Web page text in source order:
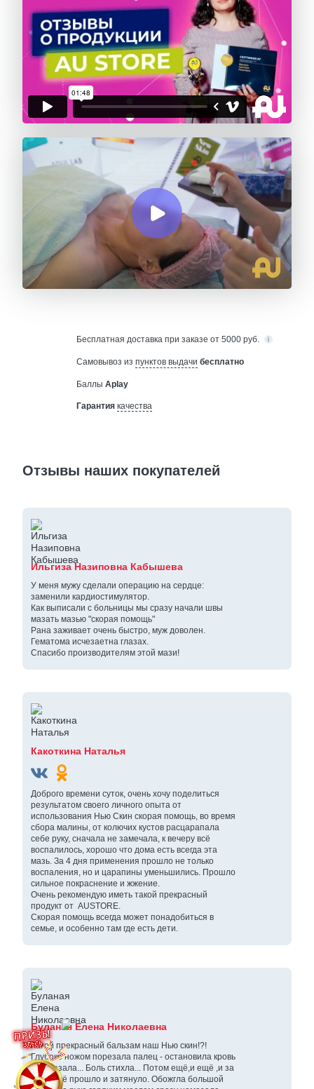
Бесплатная доставка при заказе от 5000 руб.
Самовывоз из пунктов выдачи бесплатно
Баллы Aplay
Гарантия качества
Отзывы наших покупателей
Ильгиза Назиповна Кабышева
У меня мужу сделали операцию на сердце:
заменили кардиостимулятор.
Как выписали с больницы мы сразу начали швы
мазать мазью "скорая помощь"
Рана заживает очень быстро, муж доволен.
Гематома исчезаетна глазах.
Спасибо производителям этой мази!
Какоткина Наталья
Доброго времени суток, очень хочу поделиться
результатом своего личного опыта от
использования Нью Скин скорая помощь, во время
сбора малины, от колючих кустов расцарапала
себе руку, сначала не замечала, к вечеру всё
воспалилось, хорошо что дома есть всегда эта
мазь. За 4 дня применения прошло не только
воспаления, но и царапины уменьшились. Прошло
сильное покраснение и жжение.
Очень рекомендую иметь такой прекрасный
продукт от AUSTORE.
Скорая помощь всегда может понадобиться в
семье, и особенно там где есть дети.
Буланая Елена Николаевна
Какой прекрасный бальзам наш Нью скин!?!
Глубоко ножом порезала палец - остановила кровь
и намазала... Боль стихла... Потом ещё,и ещё ,и за
сутки всё прошло и затянуло. Обожгла большой